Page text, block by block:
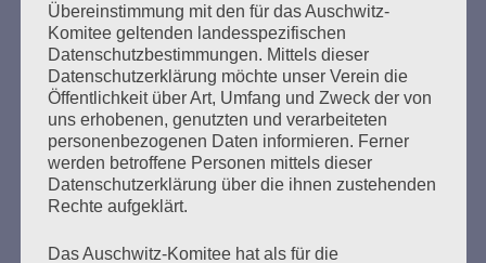
mehr ...
Seitennummerierung
der
Beiträge
Zurück 25 Weiter
Übereinstimmung mit den für das Auschwitz-
Komitee geltenden landesspezifischen
Datenschutzbestimmungen. Mittels dieser
Datenschutzerklärung möchte unser Verein die
Öffentlichkeit über Art, Umfang und Zweck der von
uns erhobenen, genutzten und verarbeiteten
personenbezogenen Daten informieren. Ferner
werden betroffene Personen mittels dieser
Datenschutzerklärung über die ihnen zustehenden
Rechte aufgeklärt.
Das Auschwitz-Komitee hat als für die